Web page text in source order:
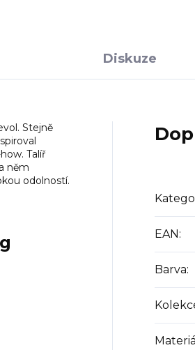
Diskuze
Stejně
Talíř
něm
odolností.
EAN :
Barva:
Materiál